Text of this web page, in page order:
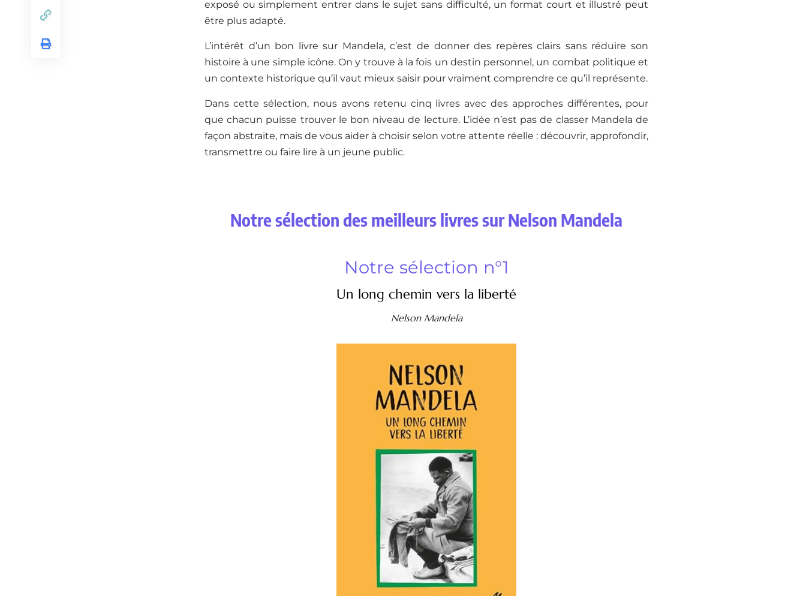
exposé ou simplement entrer dans le sujet sans difficulté, un format court et illustré peut
être plus adapté.
L’intérêt d’un bon livre sur Mandela, c’est de donner des repères clairs sans réduire son
histoire à une simple icône. On y trouve à la fois un destin personnel, un combat politique et
un contexte historique qu’il vaut mieux saisir pour vraiment comprendre ce qu’il représente.
Dans cette sélection, nous avons retenu cinq livres avec des approches différentes, pour
que chacun puisse trouver le bon niveau de lecture. L’idée n’est pas de classer Mandela de
façon abstraite, mais de vous aider à choisir selon votre attente réelle : découvrir, approfondir,
transmettre ou faire lire à un jeune public.
Notre sélection des meilleurs livres sur Nelson Mandela
Notre sélection n°1
Un long chemin vers la liberté
Nelson Mandela